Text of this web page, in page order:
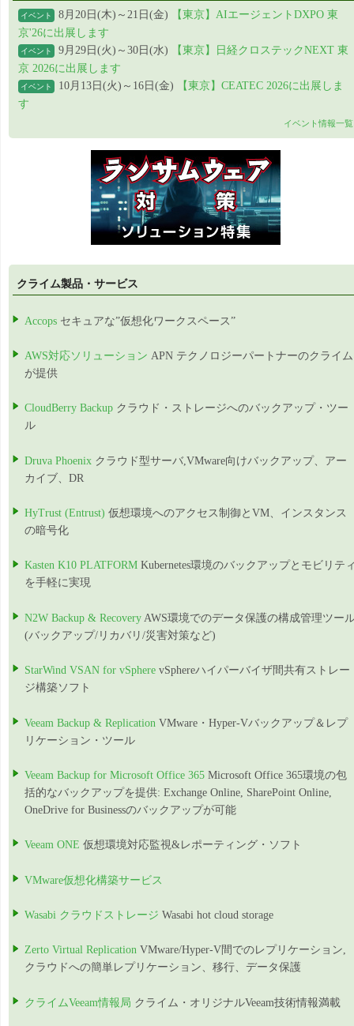
イベント 8月20日(木)～21日(金)
【東京】AIエージェントDXPO 東
京'26に出展します
イベント 9月29日(火)～30日(水)
【東京】日経クロステックNEXT 東
京 2026に出展します
イベント 10月13日(火)～16日(金)
【東京】CEATEC 2026に出展しま
す
イベント情報一覧
クライム製品・サービス
Accops セキュアな”仮想化ワークスペース”
AWS対応ソリューション APN テクノロジーパートナーのクライム
が提供
CloudBerry Backup クラウド・ストレージへのバックアップ・ツー
ル
Druva Phoenix クラウド型サーバ,VMware向けバックアップ、アー
カイブ、DR
HyTrust (Entrust) 仮想環境へのアクセス制御とVM、インスタンス
の暗号化
Kasten K10 PLATFORM Kubernetes環境のバックアップとモビリテ
を手軽に実現
N2W Backup & Recovery AWS環境でのデータ保護の構成管理ツー
(バックアップ/リカバリ/災害対策など)
StarWind VSAN for vSphere vSphereハイパーバイザ間共有ストレー
ジ構築ソフト
Veeam Backup & Replication VMware・Hyper-Vバックアップ＆レプ
リケーション・ツール
Veeam Backup for Microsoft Office 365 Microsoft Office 365環境の包
括的なバックアップを提供: Exchange Online, SharePoint Online,
OneDrive for Businessのバックアップが可能
Veeam ONE 仮想環境対応監視&レポーティング・ソフト
VMware仮想化構築サービス
Wasabi クラウドストレージ Wasabi hot cloud storage
Zerto Virtual Replication VMware/Hyper-V間でのレプリケーション,
クラウドへの簡単レプリケーション、移行、データ保護
クライムVeeam情報局 クライム・オリジナルVeeam技術情報満載